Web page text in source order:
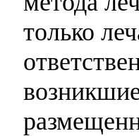
только